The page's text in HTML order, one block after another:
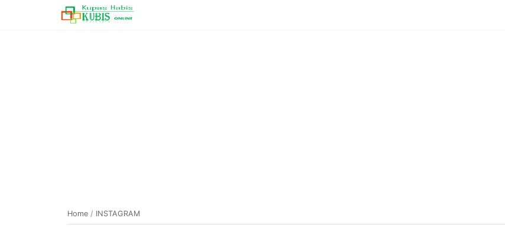
Home / INSTAGRAM